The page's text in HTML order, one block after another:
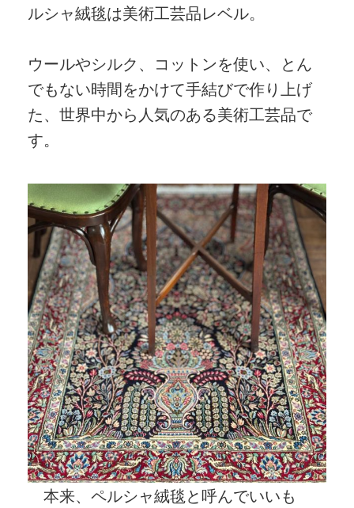
ルシャ絨毯は美術工芸品レベル。
ウールやシルク、コットンを使い、とん
でもない時間をかけて手結びで作り上げ
た、世界中から人気のある美術工芸品で
す。
本来、ペルシャ絨毯と呼んでいいも